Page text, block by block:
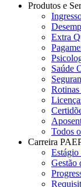
Produtos e
Extra
Saúde
Todos
Carreira
Gestão